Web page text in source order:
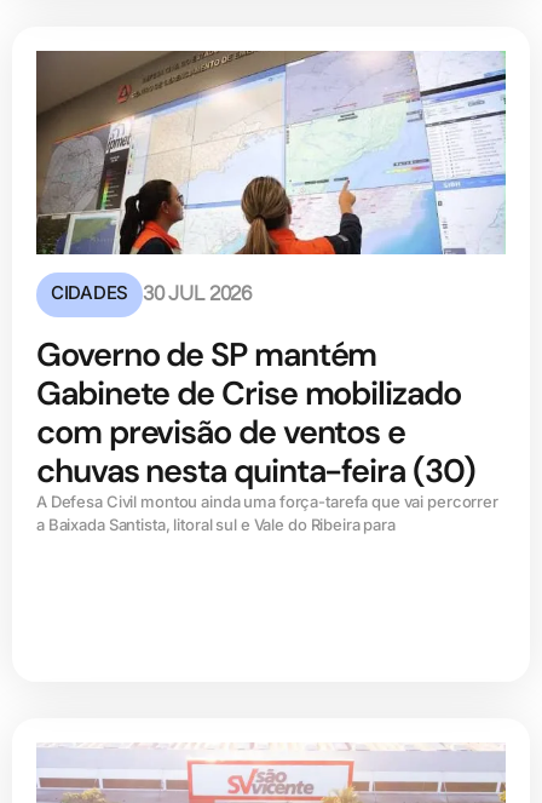
CIDADES 30 JUL 2026
Governo de SP mantém
Gabinete de Crise mobilizado
com previsão de ventos e
chuvas nesta quinta-feira (30)
A Defesa Civil montou ainda uma força-tarefa que vai percorrer
a Baixada Santista, litoral sul e Vale do Ribeira para